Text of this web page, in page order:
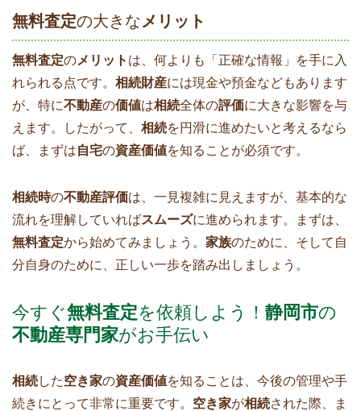
無料査定の大きなメリット
無料査定のメリット は、何よりも「正確な情報」を手に入
れられる点です。 相続財産には現金や預金などもあります
が、特に不動産の価値は相続全体の評価に大きな影響を与
えます。したがって、 相続を円滑に進めたいと考えるなら
ば、まずは自宅の資産価値を知ることが必須です。
相続時の不動産評価は、一見複雑に見えますが、基本的な
流れを理解していればスムーズに進められます。まずは、
無料査定から始めてみましょう。 家族のために、そして自
分自身のために、正しい一歩を踏み出しましょう。
今すぐ無料査定を依頼しよう！ 静岡市の
不動産専門家がお手伝い
相続した空き家の資産価値を知ることは、今後の管理や手
続きにとって非常に重要です。 空き家が相続された際、ま